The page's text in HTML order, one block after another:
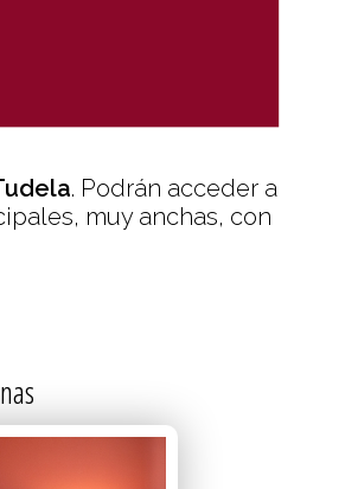
. Podrán acceder a
muy anchas, con